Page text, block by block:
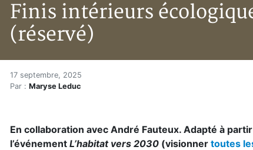
Finis intérieurs
(réservé)
Accueil
Articles
Finis intérieurs écologiques : de la maison
Finis intérieurs
17 septembre, 2025
Par : Maryse Leduc
En collaboration avec André Fauteux. Adapté à
l’événement L’habitat vers 2030 (visionner toutes